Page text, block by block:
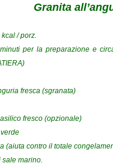
Granita
/ porz.
per la preparazione e
fresca (sgranata)
fresco (opzionale)
(aiuta contro il totale
marino.